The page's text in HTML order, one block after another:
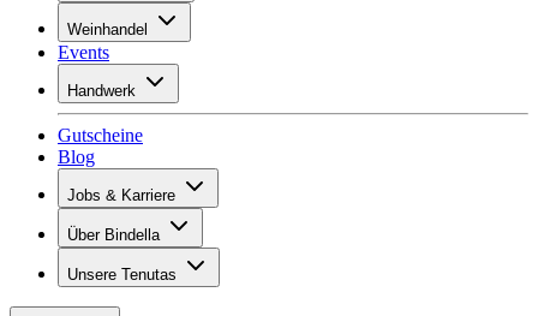
Übersicht Restaurants
Bankette & Events
Dolcezze
Weinhandel
Übersicht
Sortiment
Vinotecas
Inspiration
Weinwissen
Events
Handwerk
Übersicht
Gipsen
Gutscheine
Blog
Jobs & Karriere
Übersicht
Offene Stellen
Ihre Vorteile
Werte
Über Bindella
Geschichte
Unsere Tenutas